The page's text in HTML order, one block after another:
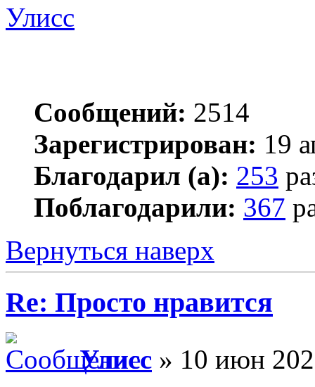
Улисс
Сообщений: 2514
Зарегистрирован: 19
Благодарил (а): 253
Поблагодарили: 367
Вернуться наверх
Re: Просто нравится
Улисс » 10 июн